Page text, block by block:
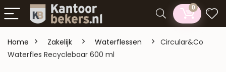
0
Home Zakelijk Waterflessen
Circular&Co
Waterfles Recyclebaar 600 ml